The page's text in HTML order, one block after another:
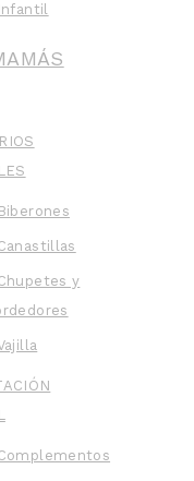
Infantil
Biberones
y